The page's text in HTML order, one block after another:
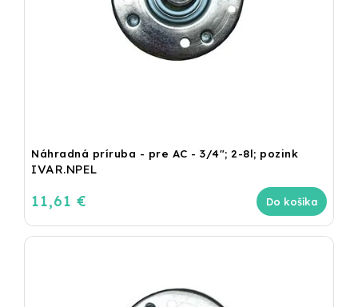
Náhradná príruba - pre AC - 3/4"; 2-8l; pozink
IVAR.NPEL
11,61 € Do košíka